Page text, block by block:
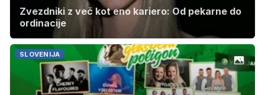
Zvezdniki z več kot eno kariero: Od pekarne do
ordinacije
SLOVENIJA